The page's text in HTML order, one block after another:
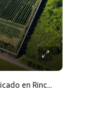
Campo en venta de 13.1ha ubicado en Rincón de Melilla